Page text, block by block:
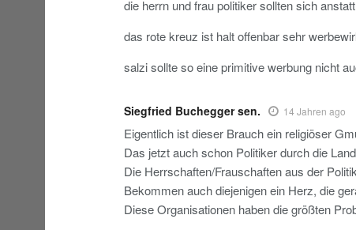
die herrn und frau politiker sollten sich
das rote kreuz ist halt offenbar sehr
salzi sollte so eine primitive werbung nicht
Siegfried Buchegger sen. 14 Jahren ago
Eigentlich ist dieser Brauch ein religiöser
Das jetzt auch schon Politiker durch die
Die Herrschaften/Frauschaften aus der
Bekommen auch diejenigen ein Herz, die
Diese Organisationen haben die größten